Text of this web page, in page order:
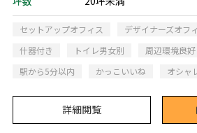
セットアップオフィス デザイナーズオフ
什器付き
トイレ男女別 周辺環境良好
駅から5分以内
かっこいいね オシャ
詳細閲覧